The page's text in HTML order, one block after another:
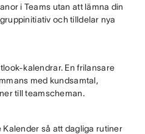
i Teams utan att lämna din
och tilldelar nya
kalendrar. En frilansare
med kundsamtal,
till teamscheman.
så att dagliga rutiner